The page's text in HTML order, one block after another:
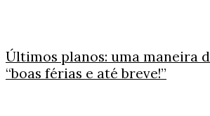
Últimos planos: uma maneira
“boas férias e até breve!”